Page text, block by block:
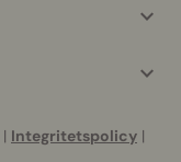
| Integritetspolicy |